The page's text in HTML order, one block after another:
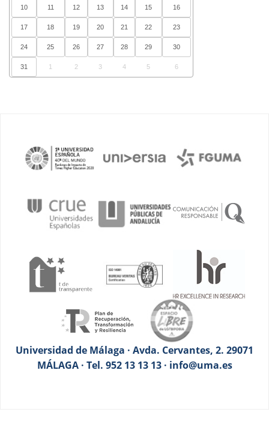
10 11 12 13 14 15 16
17 18 19 20 21 22 23
24 25 26 27 28 29 30
31 1 2 3 4 5 6
Universidad de Málaga · Avda. Cervantes, 2. 29071
MÁLAGA · Tel. 952 13 13 13 · info@uma.es